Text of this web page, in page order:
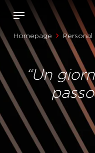
Homepage Personal
“Un